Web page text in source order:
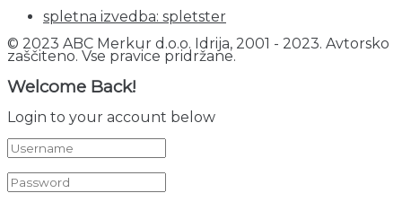
spletna izvedba: spletster
© 2023 ABC Merkur d.o.o. Idrija, 2001 - 2023. Avtorsko
zaščiteno. Vse pravice pridržane.
Welcome Back!
Login to your account below